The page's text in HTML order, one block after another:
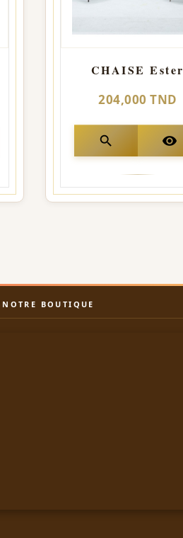
CHAISE Ester
204,000 TND
search visibility
NOTRE BOUTIQUE